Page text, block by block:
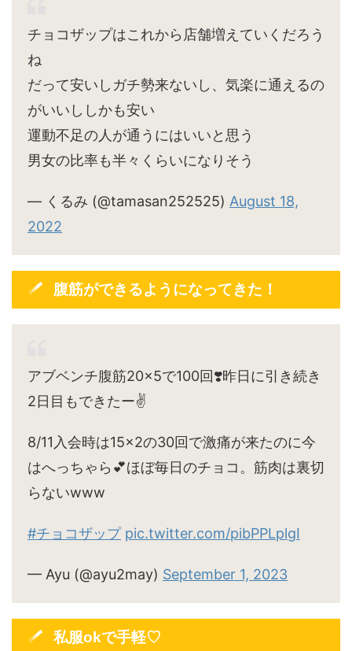
チョコザップはこれから店舗増えていくだろう
ね
だって安いしガチ勢来ないし、気楽に通えるの
がいいししかも安い
運動不足の人が通うにはいいと思う
男女の比率も半々くらいになりそう
— くるみ (@tamasan252525) August 18,
2022
腹筋ができるようになってきた！
アブベンチ腹筋20×5で100回❣️昨日に引き続き
2日目もできたー✌️
8/11入会時は15×2の30回で激痛が来たのに今
はへっちゃら💕ほぼ毎日のチョコ。筋肉は裏切
らないwww
#チョコザップ pic.twitter.com/pibPPLplgI
— Ayu (@ayu2may) September 1, 2023
私服okで手軽♡